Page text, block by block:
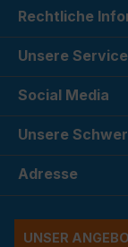
Rechtliche
Unsere
Social Media
Unsere
Adresse
UNSER